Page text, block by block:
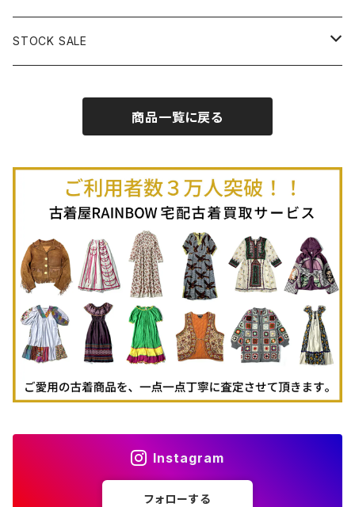
古着オーバーオール
古着半袖Ｔシャツ
古着キャミソール
古着ポロシャツ
古着長袖ポロシャツ
古着スウェット
古着パーカー
古着タンクトップ
古着ニットアウター
古着ヘビージャケット
古着羽織り
古着膝丈スカート (丈56-75cm)
古着ミニ丈スカート (丈56-75cm)
古着ロング丈パンツ
STOCK SALE
Autumn / Winter
商品一覧に戻る
Instagram
フォローする